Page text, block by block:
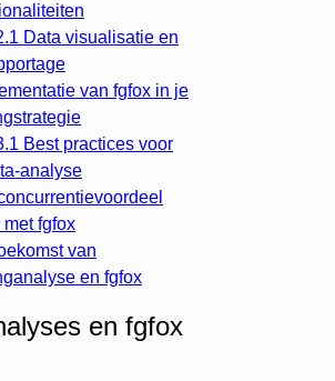
Data visualisatie en
van fgfox in je
Best practices voor
analyse
fgfox
van
en fgfox
en fgfox